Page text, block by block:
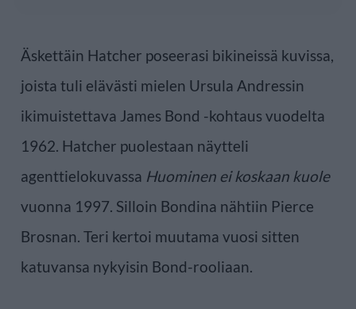
Äskettäin Hatcher poseerasi bikineissä kuvissa,
joista tuli elävästi mielen Ursula Andressin
ikimuistettava James Bond -kohtaus vuodelta
1962. Hatcher puolestaan näytteli
agenttielokuvassa Huominen ei koskaan kuole
vuonna 1997. Silloin Bondina nähtiin Pierce
Brosnan. Teri kertoi muutama vuosi sitten
katuvansa nykyisin Bond-rooliaan.